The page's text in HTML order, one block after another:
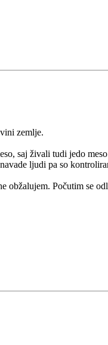
zemlje.
saj živali tudi jedo
ljudi pa so
obžalujem. Počutim se